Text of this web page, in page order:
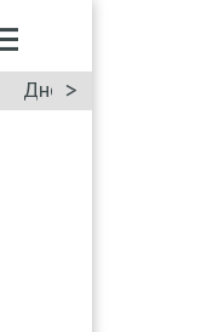
Дневник: Лада Искра
>